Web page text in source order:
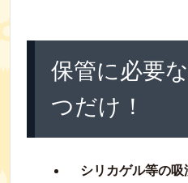
保管に必要
つだけ！
シリカゲル等の吸